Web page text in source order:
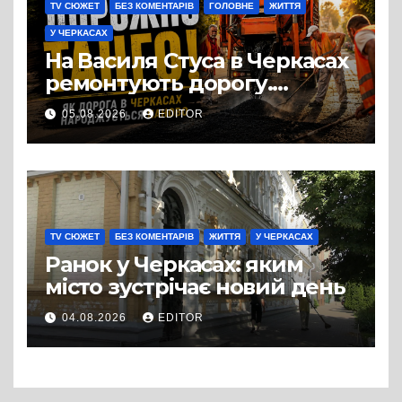
TV СЮЖЕТ БЕЗ КОМЕНТАРІВ ГОЛОВНЕ ЖИТТЯ
У ЧЕРКАСАХ
На Василя Стуса в Черкасах
ремонтують дорогу.
Роботи ведуться на ділянці
від провулка Івана Сірка до
вулиці Надпільної
05.08.2026 EDITOR
TV СЮЖЕТ БЕЗ КОМЕНТАРІВ ЖИТТЯ У ЧЕРКАСАХ
Ранок у Черкасах: яким
місто зустрічає новий день
04.08.2026 EDITOR